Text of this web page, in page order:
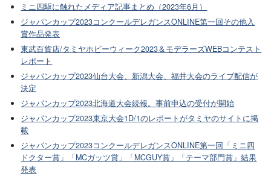
ミニ四駆に触れたメディア記事まとめ（2023年6月）
ジャパンカップ2023コンクールデレガンスONLINE第一回その他入
賞作品発表
東武百貨店/タミヤホビーウィーク2023＆モデラーズWEBコンテスト
レポート
ジャパンカップ2023仙台大会、新潟大会、福井大会のライブ配信が
決定
ジャパンカップ2023北海道大会続報。事前申込の受付が開始
ジャパンカップ2023東京大会1D/1のレポートがタミヤのサイトに掲
載
ジャパンカップ2023コンクールデレガンスONLINE第一回「ミニ四
ドクター賞」「MCガッツ賞」「MCGUY賞」「テーマ部門賞」結果
発表